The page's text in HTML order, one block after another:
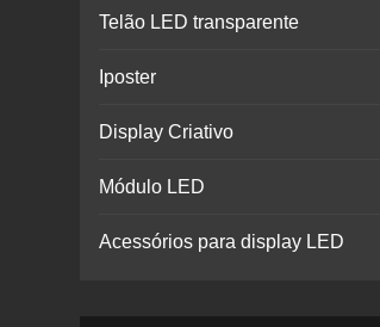
Telão LED transparente
Iposter
Display Criativo
Módulo LED
Acessórios para display LED